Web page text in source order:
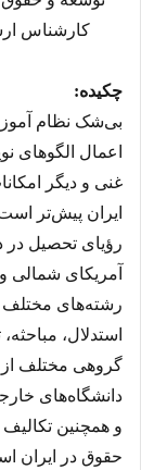
کارشناس
چکيده:
بی‌شک نظام
اعمال الگوهای
غنی و دیگر
ایران پیش‌تر
رؤیای تحصیل در
آمریکای شمالی و
رشته‌های
استدلال،
گروهی مختلف از
دانشگاه‌های
و همچنین
حقوق در ایران